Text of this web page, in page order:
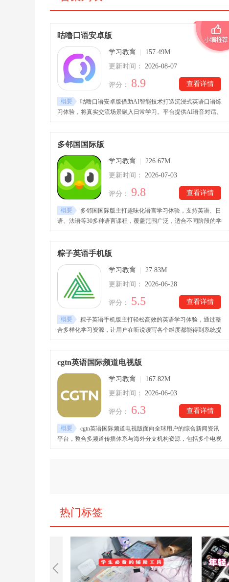
咕噜口语安卓版
学习教育
157.49M
更新时间：
2026-08-07
查看详情
评分： 8.9
概要
咕噜口语安卓版借助AI智能技术打造沉浸式英语口语练
习体验，将真实交流场景融入日常学习。平台提供AI语音对话、
跟读训练以及四六级、雅思模拟等内容，用户可以根据自身需求
选择不同练习方式。通过模拟旅行、生活、学习等常见交流环
境，帮助用户反复开口表达，并获得针对性的练习反馈。咕噜口
力，还是备考英语考试，都能通过持续训练逐步增强听说与表达
水平。
多邻国国际版
学习教育
226.67M
更新时间：
2026-07-03
查看详情
评分： 9.8
概要
多邻国国际版主打趣味化语言学习体验，支持英语、日
语、法语等30多种语言课程，覆盖范围广泛，适合不同阶段的学
习者使用。平台通过图片、音频与视频等多种形式结合教学，将
单词、听力、口语、翻译与写作融入互动练习中，增强记忆效
果。duolingo多邻国英语国际版下载后，借助重复训练与游戏化
零基础与初学者提升语言能力。
粽子英语手机版
学习教育
27.83M
更新时间：
2026-06-28
查看详情
评分： 5.5
概要
粽子英语手机版主打轻松高效的英语学习体验，通过整
合多样化学习资源，让用户在听说读写各个维度都能得到系统提
升。粽子英语手机版下载安装后，平台内涵盖丰富课程体系，同
时还引入英文影视内容辅助学习，让语言输入更贴近真实语境，
实现边看边学的效果。用户还能根据自身基础与目标自由调整学
cgtn英语国际频道电视版
学习教育
167.82M
更新时间：
2026-06-03
查看详情
评分： 6.3
概要
cgtn英语国际频道电视版面向全球用户的综合新闻资讯
平台，整合多频道传播体系与海外分支机构资源，包括多个电视
频道、海外分台以及视频通讯与新媒体网络，持续向国际受众提
热门标签